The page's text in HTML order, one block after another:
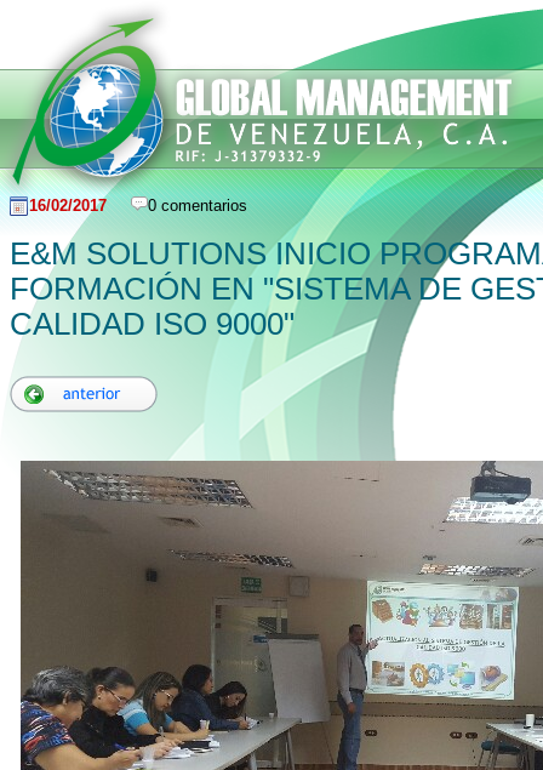
16/02/2017 0 comentarios
E&M SOLUTIONS INICIO
FORMACIÓN EN "SISTEMA DE
CALIDAD ISO 9000"